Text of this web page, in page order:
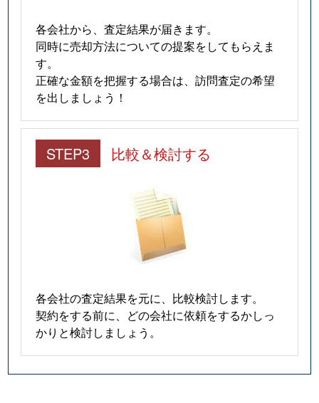
各会社から、査定結果が届きます。
同時に売却方法についての提案をしてもらえま
す。
正確な金額を把握する場合は、訪問査定の希望
を出しましょう！
STEP3 比較＆検討する
各会社の査定結果を元に、比較検討します。
契約をする前に、どの会社に依頼をするかしっ
かりと検討しましょう。